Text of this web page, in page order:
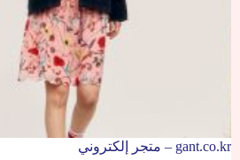
gant.co.kr – متجر إلكتروني